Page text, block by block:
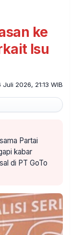
ke
Isu
2026, 21:13 WIB
Partai
kabar
di PT GoTo